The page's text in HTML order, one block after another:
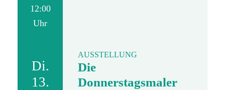
12:00
Uhr
Di.
13.
AUSSTELLUNG
Die
Donnerstagsmaler